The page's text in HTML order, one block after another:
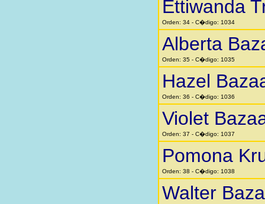
Ettiwanda
Orden: 34 - C�digo: 1034
Alberta
Orden: 35 - C�digo: 1035
Hazel
Orden: 36 - C�digo: 1036
Violet
Orden: 37 - C�digo: 1037
Pomona
Orden: 38 - C�digo: 1038
Walter